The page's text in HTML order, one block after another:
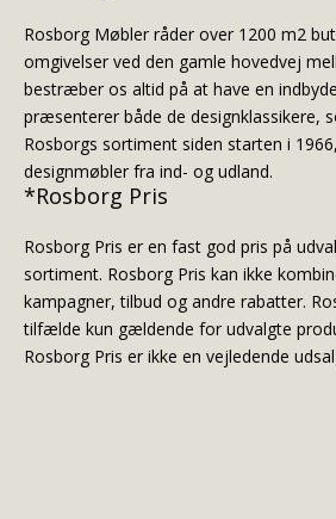
Rosborg Møbler råder over 1200 m2
omgivelser ved den gamle hovedvej
bestræber os altid på at have en
præsenterer både de designklassikere,
Rosborgs sortiment siden starten i
designmøbler fra ind- og udland.
*Rosborg Pris
Rosborg Pris er en fast god pris på
sortiment. Rosborg Pris kan ikke
kampagner, tilbud og andre rabatter.
tilfælde kun gældende for udvalgte
Rosborg Pris er ikke en vejledende